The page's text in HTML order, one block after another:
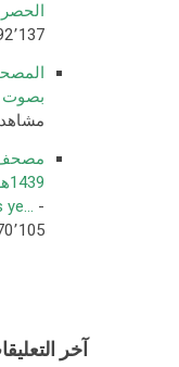
92٬137
بصوت
مصحف
-
70٬105
آخر